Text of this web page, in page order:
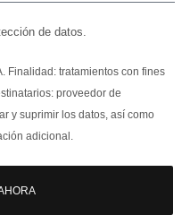
de datos.
Finalidad: tratamientos con fines
proveedor de
y suprimir los datos, así como
adicional.